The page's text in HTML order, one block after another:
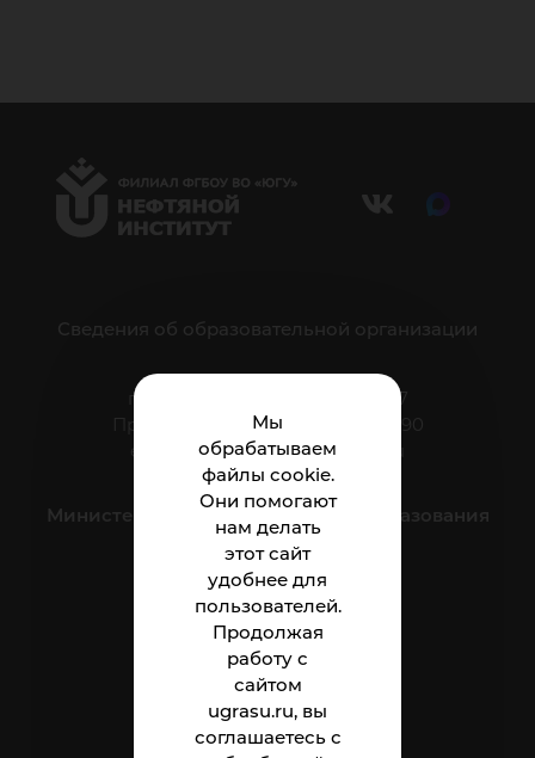
Мы
обрабатываем
файлы cookie.
Они помогают
нам делать
этот сайт
удобнее для
пользователей.
Продолжая
работу с
сайтом
ugrasu.ru, вы
соглашаетесь с
Сведения об образовательной организации
г. Нижневартовск, ул. Мира, 37
Приёмная: тел.: +7 (3466) 41-44-90
e-mail:
nnt.direktor@ugrasu.ru
Министерство науки и высшего образования
Российской Федерации
Институт
Абитуриенту
Студенту